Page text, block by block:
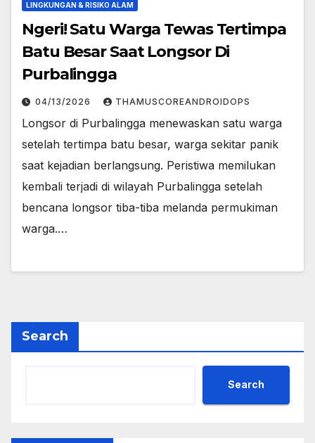
LINGKUNGAN & RISIKO ALAM
Ngeri! Satu Warga Tewas Tertimpa
Batu Besar Saat Longsor Di
Purbalingga
04/13/2026 THAMUSCOREANDROIDOPS
Longsor di Purbalingga menewaskan satu warga
setelah tertimpa batu besar, warga sekitar panik
saat kejadian berlangsung. Peristiwa memilukan
kembali terjadi di wilayah Purbalingga setelah
bencana longsor tiba-tiba melanda permukiman
warga.…
Search
Search